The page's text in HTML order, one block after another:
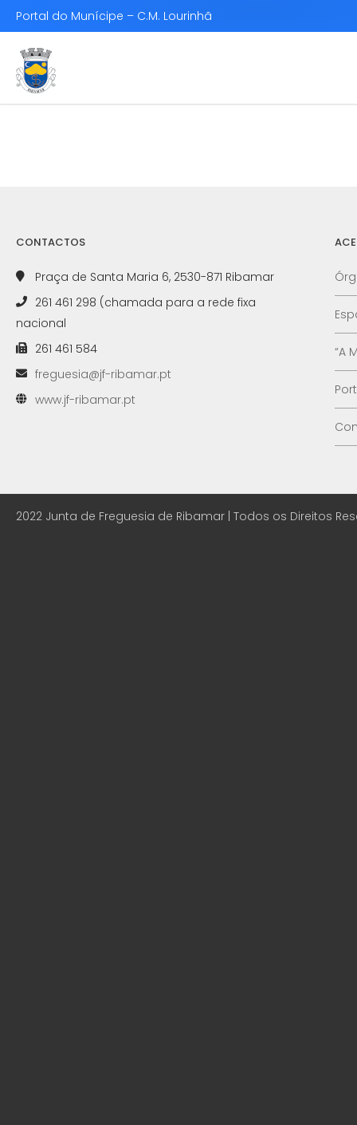
Portal do Munícipe – C.M. Lourinhã
CONTACTOS
Praça de Santa Maria 6, 2530-871 Ribamar
261 461 298 (chamada para a rede fixa
nacional
261 461 584
freguesia@jf-ribamar.pt
www.jf-ribamar.pt
“A
2022 Junta de Freguesia de Ribamar | Todos os Direitos